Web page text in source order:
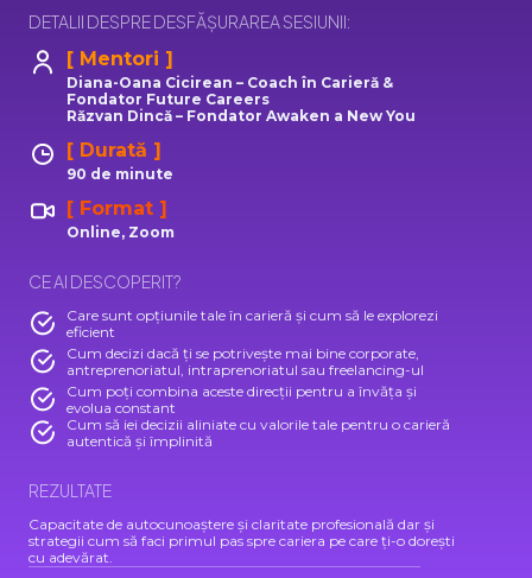
DETALII DESPRE DESFĂȘURAREA SESIUNII:
[ Mentori ]
Diana-Oana Cicirean – Coach în Carieră &
Fondator Future Careers
Răzvan Dincă – Fondator Awaken a New You
[ Durată ]
90 de minute
[ Format ]
Online, Zoom
CE AI DESCOPERIT?
Care sunt opțiunile tale în carieră și cum să le explorezi
eficient
Cum decizi dacă ți se potrivește mai bine corporate,
antreprenoriatul, intraprenoriatul sau freelancing-ul
Cum poți combina aceste direcții pentru a învăța și
evolua constant
Cum să iei decizii aliniate cu valorile tale pentru o carieră
autentică și împlinită
REZULTATE
Capacitate de autocunoaștere și claritate profesională dar și
strategii cum să faci primul pas spre cariera pe care ți-o dorești
cu adevărat.